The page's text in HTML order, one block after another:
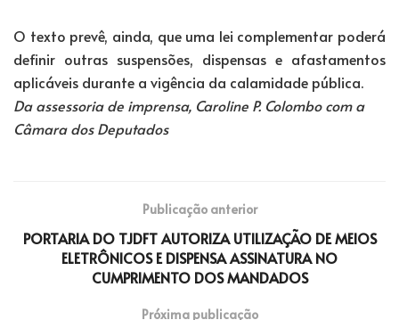
O texto prevê, ainda, que uma lei complementar poderá
definir outras suspensões, dispensas e afastamentos
aplicáveis durante a vigência da calamidade pública.
Da assessoria de imprensa, Caroline P. Colombo com a
Câmara dos Deputados
Publicação anterior
PORTARIA DO TJDFT AUTORIZA UTILIZAÇÃO DE MEIOS
ELETRÔNICOS E DISPENSA ASSINATURA NO
CUMPRIMENTO DOS MANDADOS
Próxima publicação